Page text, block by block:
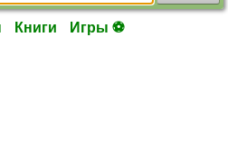
Книги Игры ⚽